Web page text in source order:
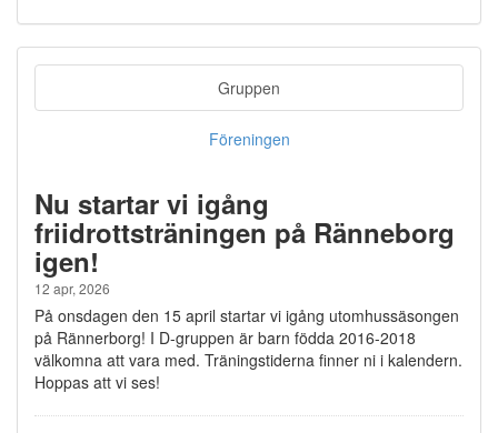
Gruppen
Föreningen
Nu startar vi igång
friidrottsträningen på Ränneborg
igen!
12 apr, 2026
På onsdagen den 15 april startar vi igång utomhussäsongen
på Rännerborg! I D-gruppen är barn födda 2016-2018
välkomna att vara med. Träningstiderna finner ni i kalendern.
Hoppas att vi ses!